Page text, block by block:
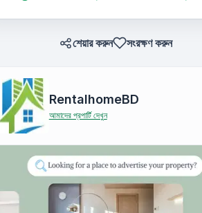
শেয়ার করুন সংরক্ষণ করুন
RentalhomeBD
আমাদের প্রপার্টি দেখুন